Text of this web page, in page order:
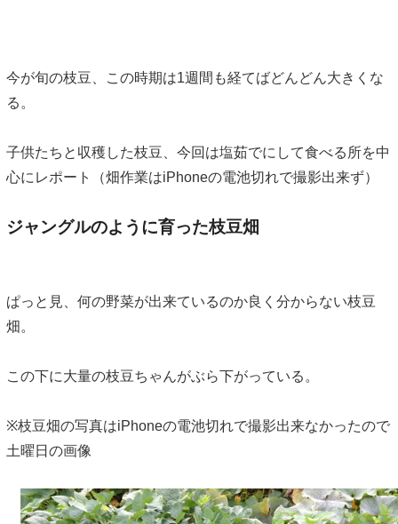
今が旬の枝豆、この時期は1週間も経てばどんどん大きくな
る。
子供たちと収穫した枝豆、今回は塩茹でにして食べる所を中
心にレポート（畑作業はiPhoneの電池切れで撮影出来ず）
ジャングルのように育った枝豆畑
ぱっと見、何の野菜が出来ているのか良く分からない枝豆
畑。
この下に大量の枝豆ちゃんがぶら下がっている。
※枝豆畑の写真はiPhoneの電池切れで撮影出来なかったので
土曜日の画像